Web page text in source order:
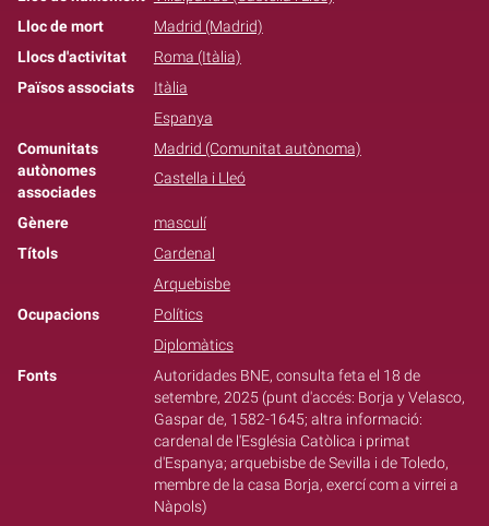
Lloc de mort
Madrid (Madrid)
Llocs d'activitat
Roma (Itàlia)
Països associats
Itàlia
Espanya
Comunitats
autònomes
associades
Madrid (Comunitat autònoma)
Castella i Lleó
Gènere
masculí
Títols
Cardenal
Arquebisbe
Ocupacions
Polítics
Diplomàtics
Fonts
Autoridades BNE, consulta feta el 18 de
setembre, 2025 (punt d'accés: Borja y Velasco,
Gaspar de, 1582-1645; altra informació:
cardenal de l'Església Catòlica i primat
d'Espanya; arquebisbe de Sevilla i de Toledo,
membre de la casa Borja, exercí com a virrei a
Nàpols)